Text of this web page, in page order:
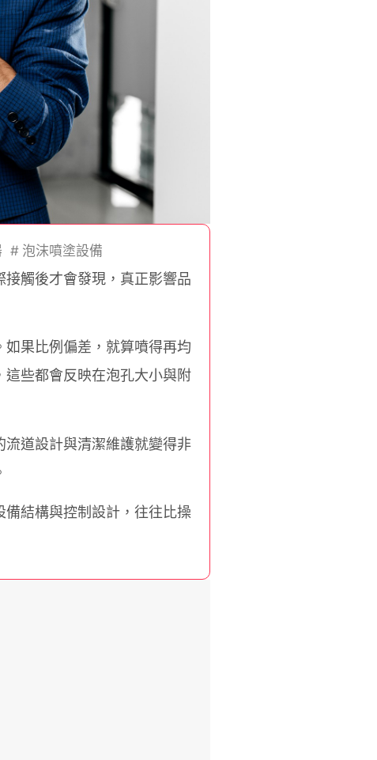
# 泡沫噴塗設備
觸後才會發現，真正影響品
果比例偏差，就算噴得再均
些都會反映在泡孔大小與附
道設計與清潔維護就變得非
結構與控制設計，往往比操